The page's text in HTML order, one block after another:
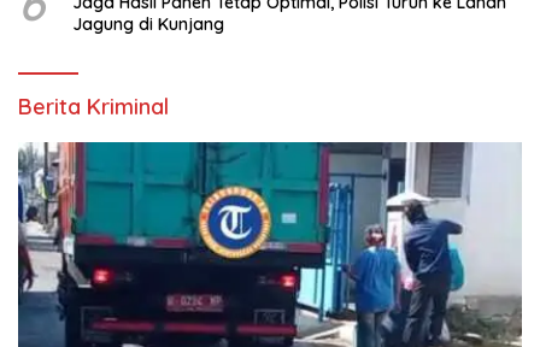
Jagung di Kunjang
Berita Kriminal